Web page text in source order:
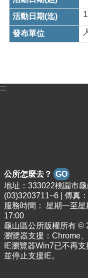
訊
錄
相
關
市
政
信
箱
常
見
問
題
:::
公所怎麼去？ GO
地址：333022桃園市
(03)3203711~6 | 傳真
服務時間： 星期一至
17:00
龜山區公所版權所有 ©
瀏覽器支援：Chrome
IE瀏覽器Win7已不再
並停止支援IE。